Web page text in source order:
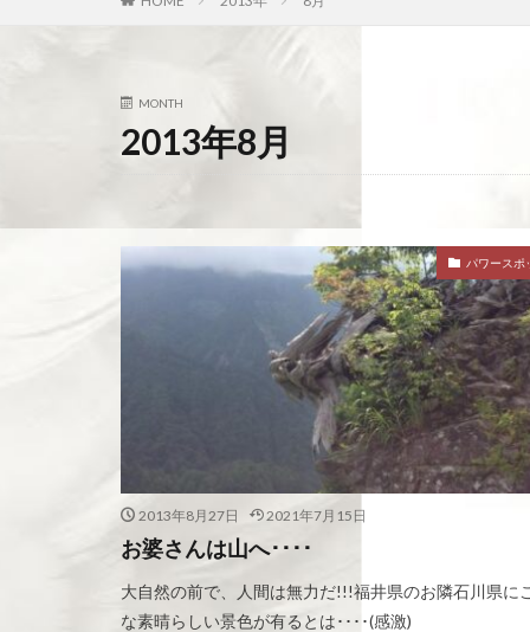
MONTH
2013年8月
パワースポ
2013年8月27日 2021年7月15日
お婆さんは山へ････
大自然の前で、人間は無力だ!!!福井県のお隣石川県に
な素晴らしい景色が有るとは････(感激)